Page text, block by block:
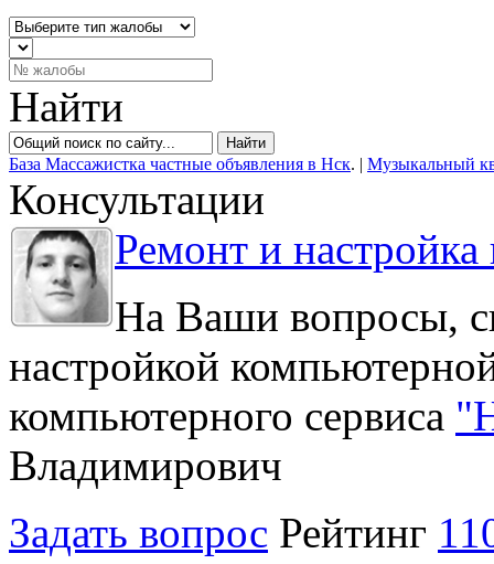
Найти
База Массажистка частные объявления в Нск. | Музыкальный
Консультации
Ремонт и
На Ваши вопросы,
настройкой
компьютерного сервиса
Владимирович
Задать вопрос Рейтинг